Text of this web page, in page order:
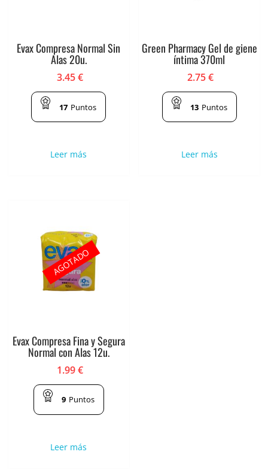
Evax Compresa Normal Sin
Alas 20u.
3.45€
17 Puntos
Leer más
Green Pharmacy Gel de giene
íntima 370ml
2.75€
13 Puntos
Leer más
Evax Compresa Fina y Segura
Normal con Alas 12u.
1.99€
9 Puntos
Leer más
AGOTADO